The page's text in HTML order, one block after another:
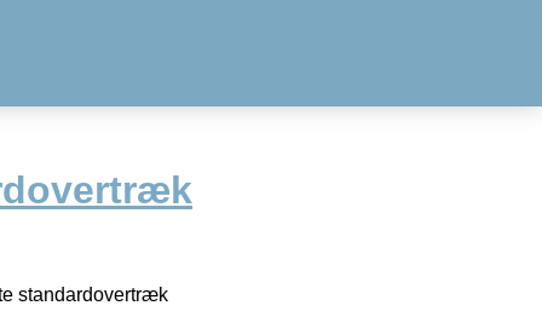
standardovertræk